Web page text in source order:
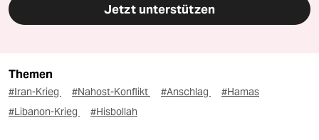
Jetzt unterstützen
Themen
#Iran-Krieg #Nahost-Konflikt #Anschlag
#Hamas
#Libanon-Krieg
#Hisbollah